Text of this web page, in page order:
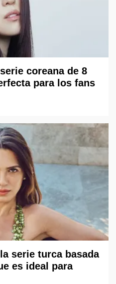
coreana de 8
para los fans
serie turca basada
es ideal para